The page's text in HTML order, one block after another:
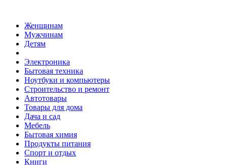
Женщинам
Мужчинам
Детям
Электроника
Бытовая техника
Ноутбуки и компьютеры
Строительство и ремонт
Автотовары
Товары для дома
Дача и сад
Мебель
Бытовая химия
Продукты питания
Спорт и отдых
Книги